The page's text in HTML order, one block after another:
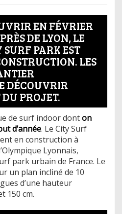
EN FÉVRIER
DE LYON, LE
PARK EST
LES
DÉCOUVRIR
PROJET.
de surf indoor donton
d’année. Le City Surf
en construction à
Lyonnais,
park urbain de France. Le
un plan incliné de 10
d’une hauteur
150 cm.